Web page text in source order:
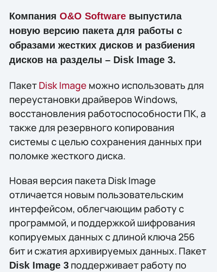
Компания O&O Softwareвыпустила
новую версию пакета для работы с
образами жестких дисков и разбиения
дисков на разделы – Disk Image 3.
ПакетDisk Image можно использовать для
переустановки драйверов Windows,
восстановления работоспособности ПК, а
также для резервного копирования
системы с целью сохранения данных при
поломке жесткого диска.
Новая версия пакета Disk Image
отличается новым пользовательским
интерфейсом, облегчающим работу с
программой, и поддержкой шифрования
копируемых данных с длиной ключа 256
бит и сжатия архивируемых данных. Пакет
Disk Image 3поддерживает работу по